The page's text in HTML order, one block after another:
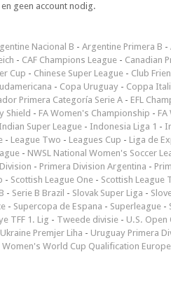
geen account nodig.
Nacional B - Argentine Primera B -
- CAF Champions League - Canadian
Cup - Chinese Super League - Club
- Copa Uruguay - Coppa
Primera Categoría Serie A - EFL
Shield - FA Women's Championship -
Indian Super League - Indonesia Liga 1 -
- League Two - Leagues Cup - Liga de
- NWSL National Women's Soccer
- Primera Division Argentina -
- Scottish League One - Scottish League
- Serie B Brazil - Slovak Super Liga -
- Supercopa de Espana - Superleague -
TFF 1. Lig - Tweede divisie - U.S. Open
Ukraine Premjer Liha - Uruguay Primera
Women's World Cup Qualification Europe